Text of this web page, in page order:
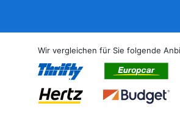
Wir vergleichen für Sie folgende